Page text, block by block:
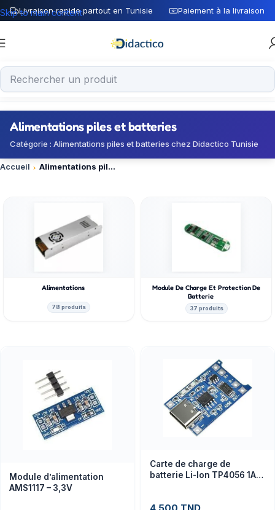
Livraison rapide partout en Tunisie Paiement à la livraison
Skip to main content
Alimentations piles et batteries
Catégorie : Alimentations piles et batteries chez Didactico Tunisie
Accueil Alimentations piles et batteries
Alimentations
78 produits
Module De Charge Et Protection De
Batterie
37 produits
Module d’alimentation
AMS1117 – 3,3V
Carte de charge de
batterie Li-Ion TP4056 1A